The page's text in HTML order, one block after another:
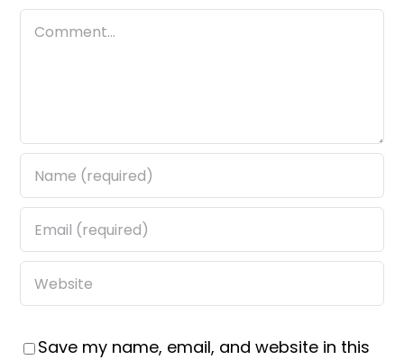
Comment
Save my name, email, and website in this